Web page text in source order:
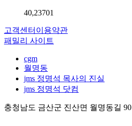
40,23701
고객센터 이용약관
패밀리 사이트
cgm
월명동
jms 정명석 목사의 진실
jms 정명석 닷컴
충청남도 금산군 진산면 월명동길 90